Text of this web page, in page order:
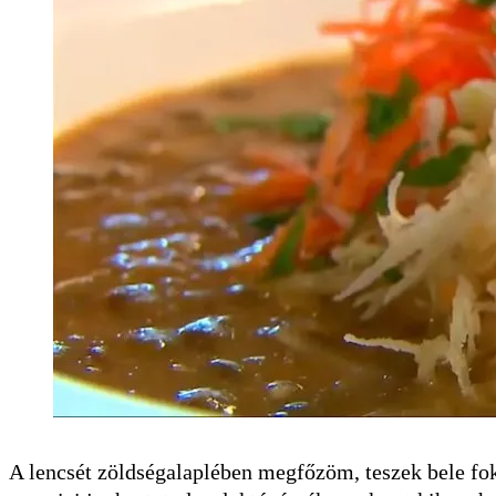
A lencsét zöldségalaplében megfőzöm, teszek bele